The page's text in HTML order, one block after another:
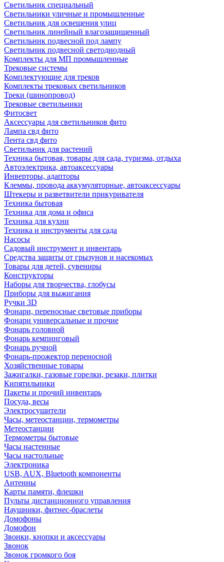
Светильник специальный
Светильники уличные и промышленные
Светильник для освещения улиц
Светильник линейный влагозащищенный
Светильник подвесной под лампу
Светильник подвесной светодиодный
Комплекты для МП промышленные
Трековые системы
Комплектующие для треков
Комплекты трековых светильников
Треки (шинопровод)
Трековые светильники
Фитосвет
Аксессуары для светильников фито
Лампа свд фито
Лента свд фито
Светильник для растений
Техника бытовая, товары для сада, туризма, отдыха
Автоэлектрика, автоаксессуары
Инверторы, адапторы
Клеммы, провода аккумуляторные, автоаксессуары
Штекеры и разветвители прикуривателя
Техника бытовая
Техника для дома и офиса
Техника для кухни
Техника и инструменты для сада
Насосы
Садовый инструмент и инвентарь
Средства защиты от грызунов и насекомых
Товары для детей, сувениры
Конструкторы
Наборы для творчества, глобусы
Приборы для выжигания
Ручки 3D
Фонари, переносные световые приборы
Фонари универсальные и прочие
Фонарь головной
Фонарь кемпинговый
Фонарь ручной
Фонарь-прожектор переносной
Хозяйственные товары
Зажигалки, газовые горелки, резаки, плитки
Кипятильники
Пакеты и прочий инвентарь
Посуда, весы
Электросушители
Часы, метеостанции, термометры
Метеостанции
Термометры бытовые
Часы настенные
Часы настольные
Электроника
USB, AUX, Bluetooth компоненты
Антенны
Карты памяти, флешки
Пульты дистанционного управления
Наушники, фитнес-браслеты
Домофоны
Домофон
Звонки, кнопки и аксессуары
Звонок
Звонок громкого боя